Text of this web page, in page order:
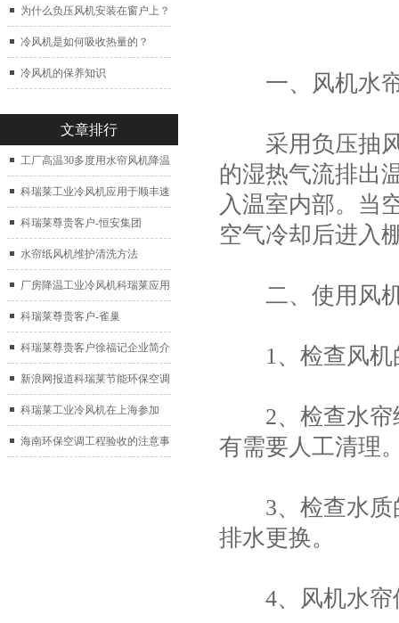
为什么负压风机安装在窗户上？
冷风机是如何吸收热量的？
冷风机的保养知识
文章排行
工厂高温30多度用水帘风机降温
科瑞莱工业冷风机应用于顺丰速
运仓库通风降温
科瑞莱尊贵客户-恒安集团
水帘纸风机维护清洗方法
厂房降温工业冷风机科瑞莱应用
于广州制鞋厂
科瑞莱尊贵客户-雀巢
科瑞莱尊贵客户徐福记企业简介
新浪网报道科瑞莱节能环保空调
扇
科瑞莱工业冷风机在上海参加
2017中国制冷展
海南环保空调工程验收的注意事
一、风机水帘
采用负压抽风
的湿热气流排出
入温室内部。当
空气冷却后进入
二、使用风机
1、检查风机
2、检查水帘
有需要人工清理
3、检查水质
排水更换。
4、风机水帘